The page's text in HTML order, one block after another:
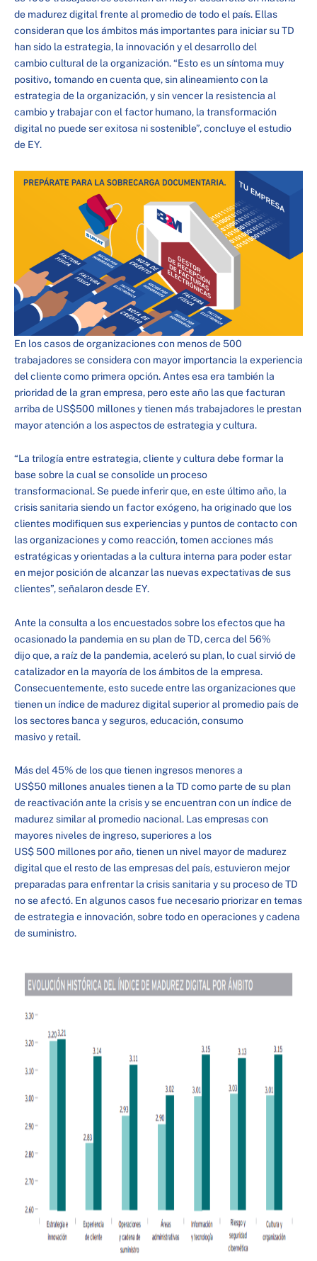
de madurez digital frente al promedio de todo el país. Ellas
consideran que los ámbitos más importantes para iniciar su TD
han sido la estrategia, la innovación y el desarrollo del
cambio cultural de la organización. “Esto es un síntoma muy
positivo, tomando en cuenta que, sin alineamiento con la
estrategia de la organización, y sin vencer la resistencia al
cambio y trabajar con el factor humano, la transformación
digital no puede ser exitosa ni sostenible”, concluye el estudio
de EY.
En los casos de organizaciones con menos de 500
trabajadores se considera con mayor importancia la experiencia
del cliente como primera opción. Antes esa era también la
prioridad de la gran empresa, pero este año las que facturan
arriba de US$500 millones y tienen más trabajadores le prestan
mayor atención a los aspectos de estrategia y cultura.
“La trilogía entre estrategia, cliente y cultura debe formar la
base sobre la cual se consolide un proceso
transformacional. Se puede inferir que, en este último año, la
crisis sanitaria siendo un factor exógeno, ha originado que los
clientes modifiquen sus experiencias y puntos de contacto con
las organizaciones y como reacción, tomen acciones más
estratégicas y orientadas a la cultura interna para poder estar
en mejor posición de alcanzar las nuevas expectativas de sus
clientes”, señalaron desde EY.
Ante la consulta a los encuestados sobre los efectos que ha
ocasionado la pandemia en su plan de TD, cerca del 56%
dijo que, a raíz de la pandemia, aceleró su plan, lo cual sirvió de
catalizador en la mayoría de los ámbitos de la empresa.
Consecuentemente, esto sucede entre las organizaciones que
tienen un índice de madurez digital superior al promedio país de
los sectores banca y seguros, educación, consumo
masivo y retail.
Más del 45% de los que tienen ingresos menores a
US$50 millones anuales tienen a la TD como parte de su plan
de reactivación ante la crisis y se encuentran con un índice de
madurez similar al promedio nacional. Las empresas con
mayores niveles de ingreso, superiores a los
US$ 500 millones por año, tienen un nivel mayor de madurez
digital que el resto de las empresas del país, estuvieron mejor
preparadas para enfrentar la crisis sanitaria y su proceso de TD
no se afectó. En algunos casos fue necesario priorizar en temas
de estrategia e innovación, sobre todo en operaciones y cadena
de suministro.